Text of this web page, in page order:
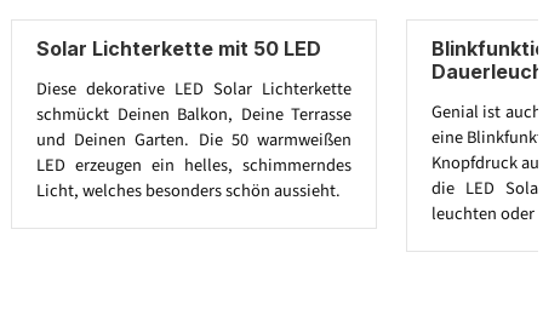
Solar Lichterkette mit 50 LED
Diese dekorative LED Solar Lichterkette
schmückt Deinen Balkon, Deine Terrasse
und Deinen Garten. Die 50 warmweißen
LED erzeugen ein helles, schimmerndes
Licht, welches besonders schön aussieht.
Genial ist
eine
Knopfdruck
die LED
leuchten oder